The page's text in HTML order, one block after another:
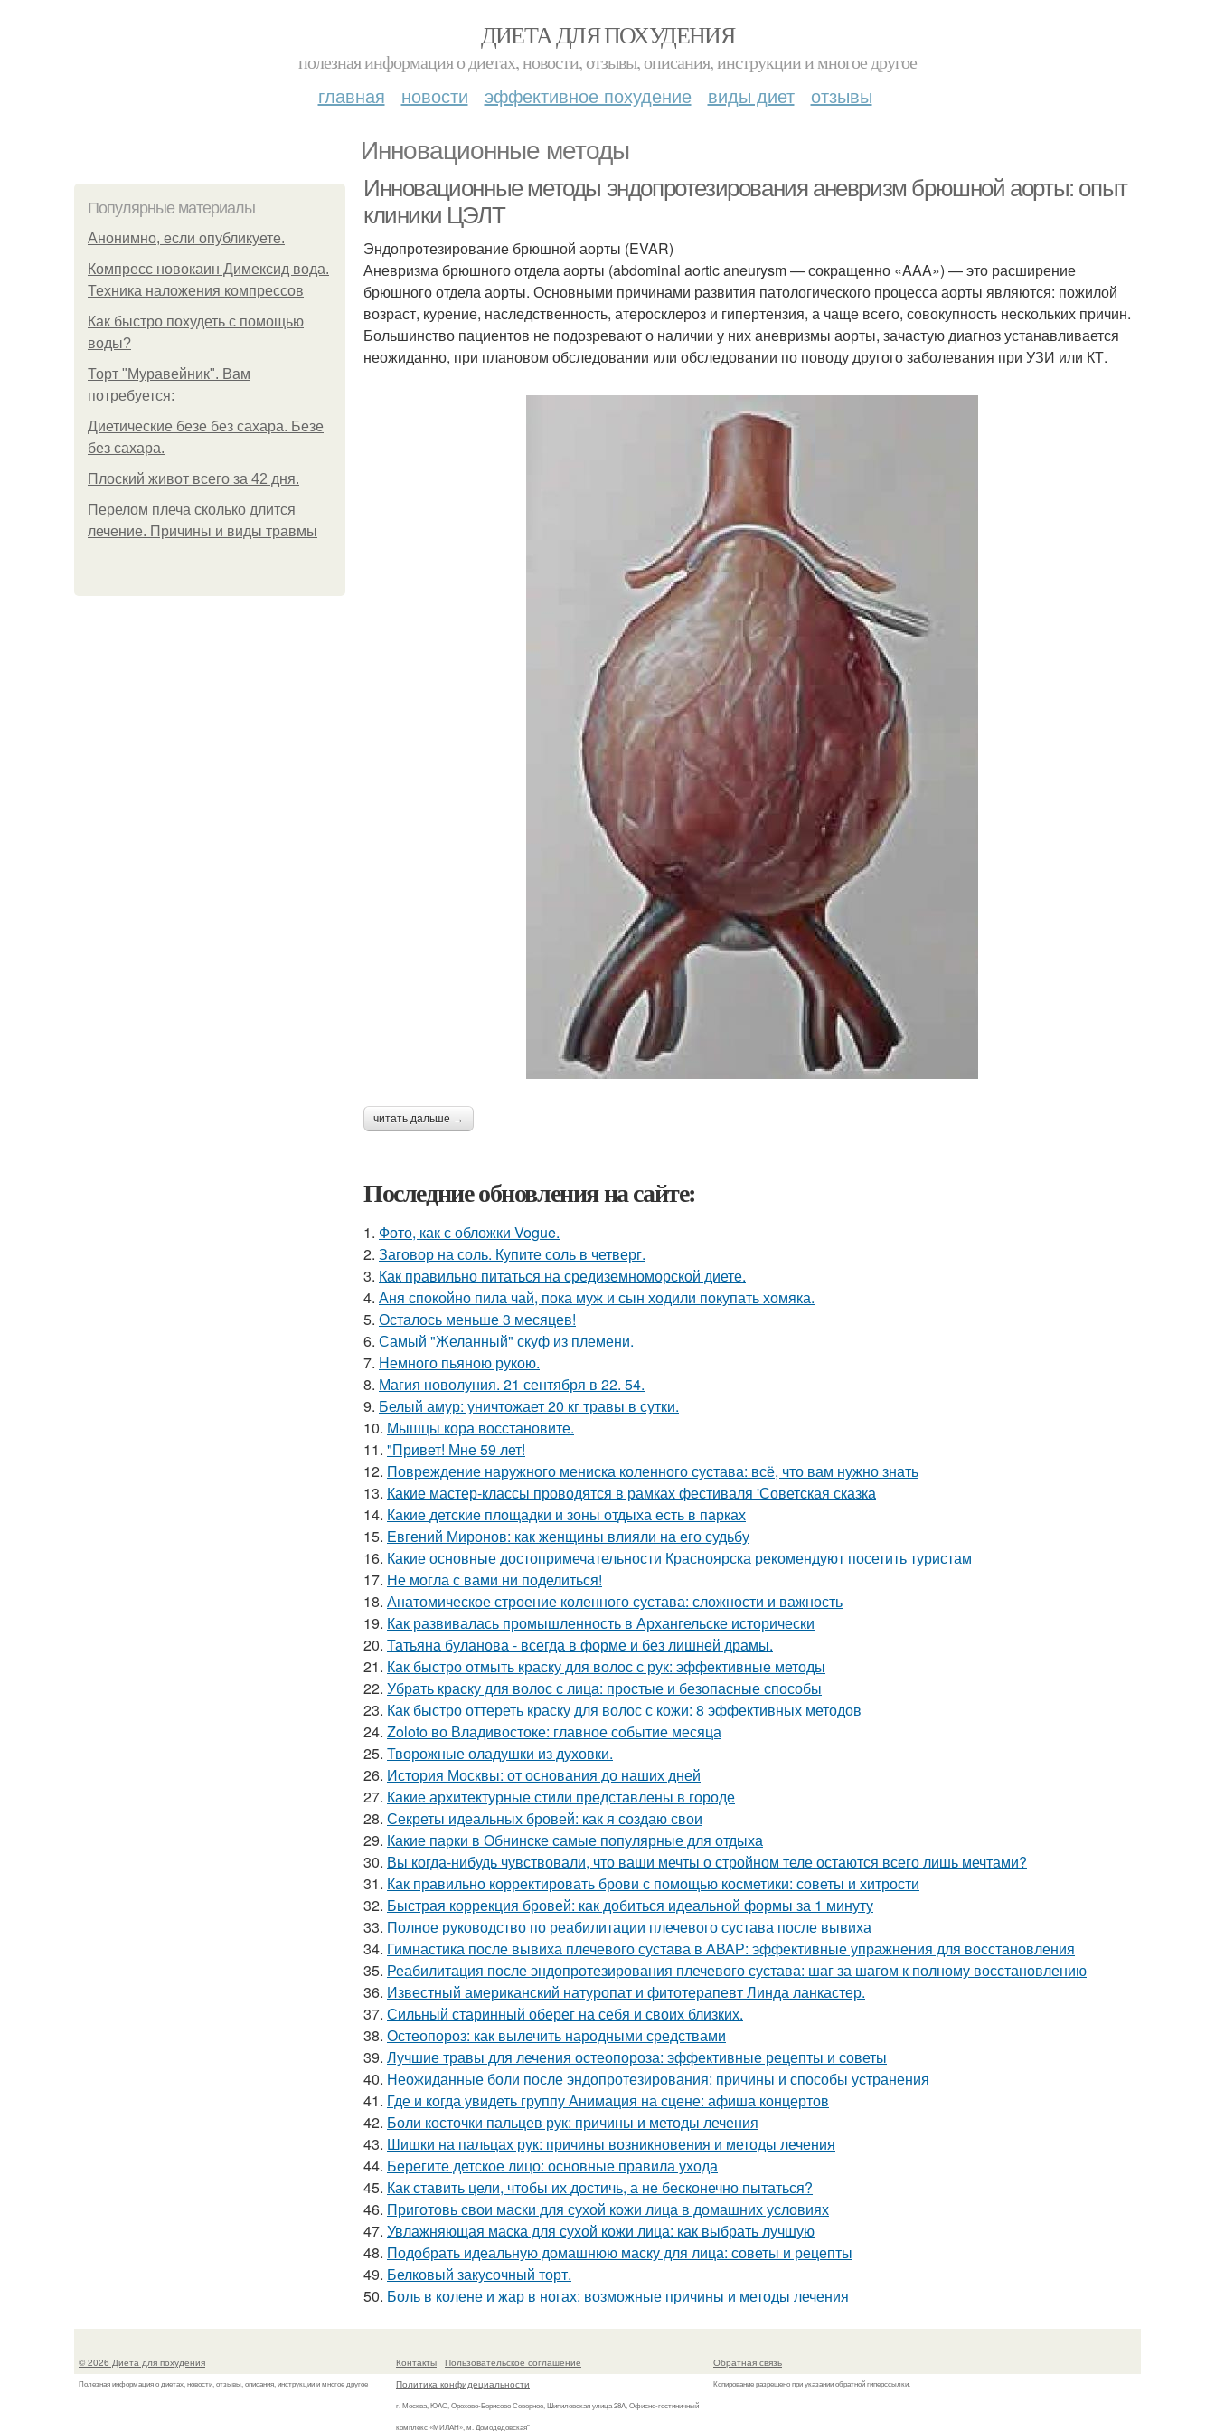
ДИЕТА ДЛЯ ПОХУДЕНИЯ
полезная информация о диетах, новости, отзывы, описания, инструкции и многое другое
главная новости эффективное похудение виды диет отзывы
Инновационные методы
Популярные материалы
Анонимно, если опубликуете.
Компресс новокаин Димексид вода.
Техника наложения компрессов
Как быстро похудеть с помощью
воды?
Торт "Муравейник". Вам
потребуется:
Диетические безе без сахара. Безе
без сахара.
Плоский живот всего за 42 дня.
Перелом плеча сколько длится
лечение. Причины и виды травмы
Инновационные методы эндопротезирования аневризм брюшной аорты: опыт
клиники ЦЭЛТ
Эндопротезирование брюшной аорты (EVAR)
Аневризма брюшного отдела аорты (abdominal aortic aneurysm — сокращенно «AAA») — это расширение
брюшного отдела аорты. Основными причинами развития патологического процесса аорты являются: пожилой
возраст, курение, наследственность, атеросклероз и гипертензия, а чаще всего, совокупность нескольких причин.
Большинство пациентов не подозревают о наличии у них аневризмы аорты, зачастую диагноз устанавливается
неожиданно, при плановом обследовании или обследовании по поводу другого заболевания при УЗИ или КТ.
читать дальше →
Последние обновления на сайте:
1. Фото, как с обложки Vogue.
2. Заговор на соль. Купите соль в четверг.
3. Как правильно питаться на средиземноморской диете.
4. Аня спокойно пила чай, пока муж и сын ходили покупать хомяка.
5. Осталось меньше 3 месяцев!
6. Самый "Желанный" скуф из племени.
7. Немного пьяною рукою.
8. Магия новолуния. 21 сентября в 22. 54.
9. Белый амур: уничтожает 20 кг травы в сутки.
10. Мышцы кора восстановите.
11. "Привет! Мне 59 лет!
12. Повреждение наружного мениска коленного сустава: всё, что вам нужно знать
13. Какие мастер-классы проводятся в рамках фестиваля 'Советская сказка
14. Какие детские площадки и зоны отдыха есть в парках
15. Евгений Миронов: как женщины влияли на его судьбу
16. Какие основные достопримечательности Красноярска рекомендуют посетить туристам
17. Не могла с вами ни поделиться!
18. Анатомическое строение коленного сустава: сложности и важность
19. Как развивалась промышленность в Архангельске исторически
20. Татьяна буланова - всегда в форме и без лишней драмы.
21. Как быстро отмыть краску для волос с рук: эффективные методы
22. Убрать краску для волос с лица: простые и безопасные способы
23. Как быстро оттереть краску для волос с кожи: 8 эффективных методов
24. Zoloto во Владивостоке: главное событие месяца
25. Творожные оладушки из духовки.
26. История Москвы: от основания до наших дней
27. Какие архитектурные стили представлены в городе
28. Секреты идеальных бровей: как я создаю свои
29. Какие парки в Обнинске самые популярные для отдыха
30. Вы когда-нибудь чувствовали, что ваши мечты о стройном теле остаются всего лишь мечтами?
31. Как правильно корректировать брови с помощью косметики: советы и хитрости
32. Быстрая коррекция бровей: как добиться идеальной формы за 1 минуту
33. Полное руководство по реабилитации плечевого сустава после вывиха
34. Гимнастика после вывиха плечевого сустава в АВАР: эффективные упражнения для восстановления
35. Реабилитация после эндопротезирования плечевого сустава: шаг за шагом к полному восстановлению
36. Известный американский натуропат и фитотерапевт Линда ланкастер.
37. Сильный старинный оберег на себя и своих близких.
38. Остеопороз: как вылечить народными средствами
39. Лучшие травы для лечения остеопороза: эффективные рецепты и советы
40. Неожиданные боли после эндопротезирования: причины и способы устранения
41. Где и когда увидеть группу Анимация на сцене: афиша концертов
42. Боли косточки пальцев рук: причины и методы лечения
43. Шишки на пальцах рук: причины возникновения и методы лечения
44. Берегите детское лицо: основные правила ухода
45. Как ставить цели, чтобы их достичь, а не бесконечно пытаться?
46. Приготовь свои маски для сухой кожи лица в домашних условиях
47. Увлажняющая маска для сухой кожи лица: как выбрать лучшую
48. Подобрать идеальную домашнюю маску для лица: советы и рецепты
49. Белковый закусочный торт.
50. Боль в колене и жар в ногах: возможные причины и методы лечения
© 2026 Диета для похудения
Полезная информация о диетах, новости, отзывы, описания, инструкции и многое другое
Контакты
Пользовательское соглашение
Политика конфидециальности
г. Москва, ЮАО, Орехово-Борисово Северное, Шипиловская улица 28А, Офисно-гостиничный
комплекс «МИЛАН», м. Домодедовская"
Обратная связь
Копирование разрешено при указании обратной гиперссылки.